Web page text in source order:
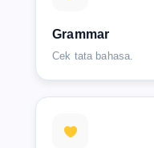
Grammar
Cek tata bahasa.